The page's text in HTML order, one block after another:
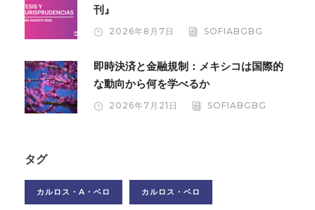
刊』
2026年8月7日 SOFIABGBG
即時決済と金融規制：メキシコは国際的
な動向から何を学べるか
2026年7月21日 SOFIABGBG
タグ
カルロス・A・ベロ カルロス・ベロ